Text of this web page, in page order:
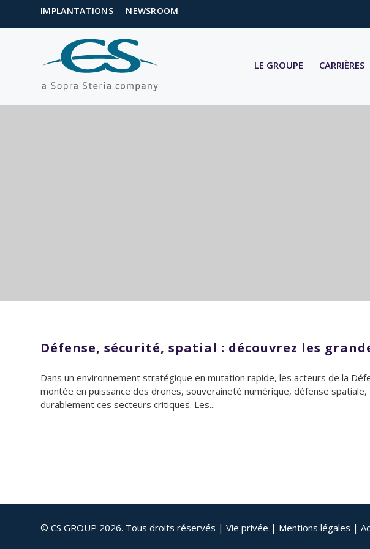
IMPLANTATIONS NEWSROOM
LE GROUPE CARRIÈRES
Défense, sécurité, spatial : découvrez les
Dans un environnement stratégique en mutation rapide, les acteurs de la
montée en puissance des drones, souveraineté numérique, défense
durablement ces secteurs critiques. Les...
© CS GROUP 2026. Tous droits réservés | Vie privée | Mentions légales |